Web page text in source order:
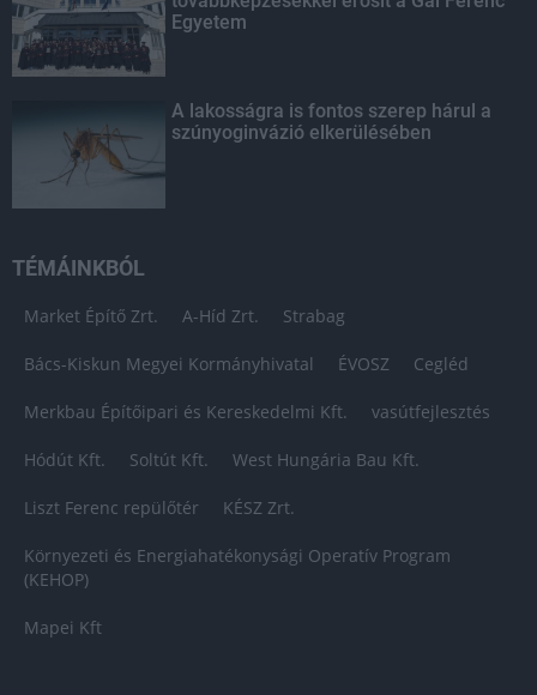
Egyetem
A lakosságra is fontos szerep hárul a
szúnyoginvázió elkerülésében
TÉMÁINKBÓL
Market Építő Zrt. A-Híd Zrt. Strabag
Bács-Kiskun Megyei Kormányhivatal ÉVOSZ Cegléd
Merkbau Építőipari és Kereskedelmi Kft. vasútfejlesztés
Hódút Kft. Soltút Kft. West Hungária Bau Kft.
Liszt Ferenc repülőtér KÉSZ Zrt.
Környezeti és Energiahatékonysági Operatív Program
(KEHOP)
Mapei Kft